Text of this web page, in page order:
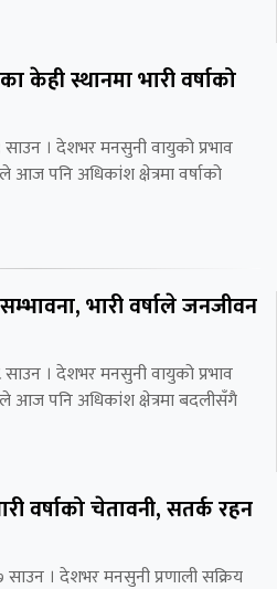
केही स्थानमा भारी वर्षाको
साउन । देशभर मनसुनी वायुको प्रभाव
पनि अधिकांश क्षेत्रमा वर्षाको
भारी वर्षाले जनजीवन
साउन । देशभर मनसुनी वायुको प्रभाव
आज पनि अधिकांश क्षेत्रमा बदलीसँगै
वर्षाको चेतावनी, सतर्क रहन
साउन । देशभर मनसुनी प्रणाली सक्रिय